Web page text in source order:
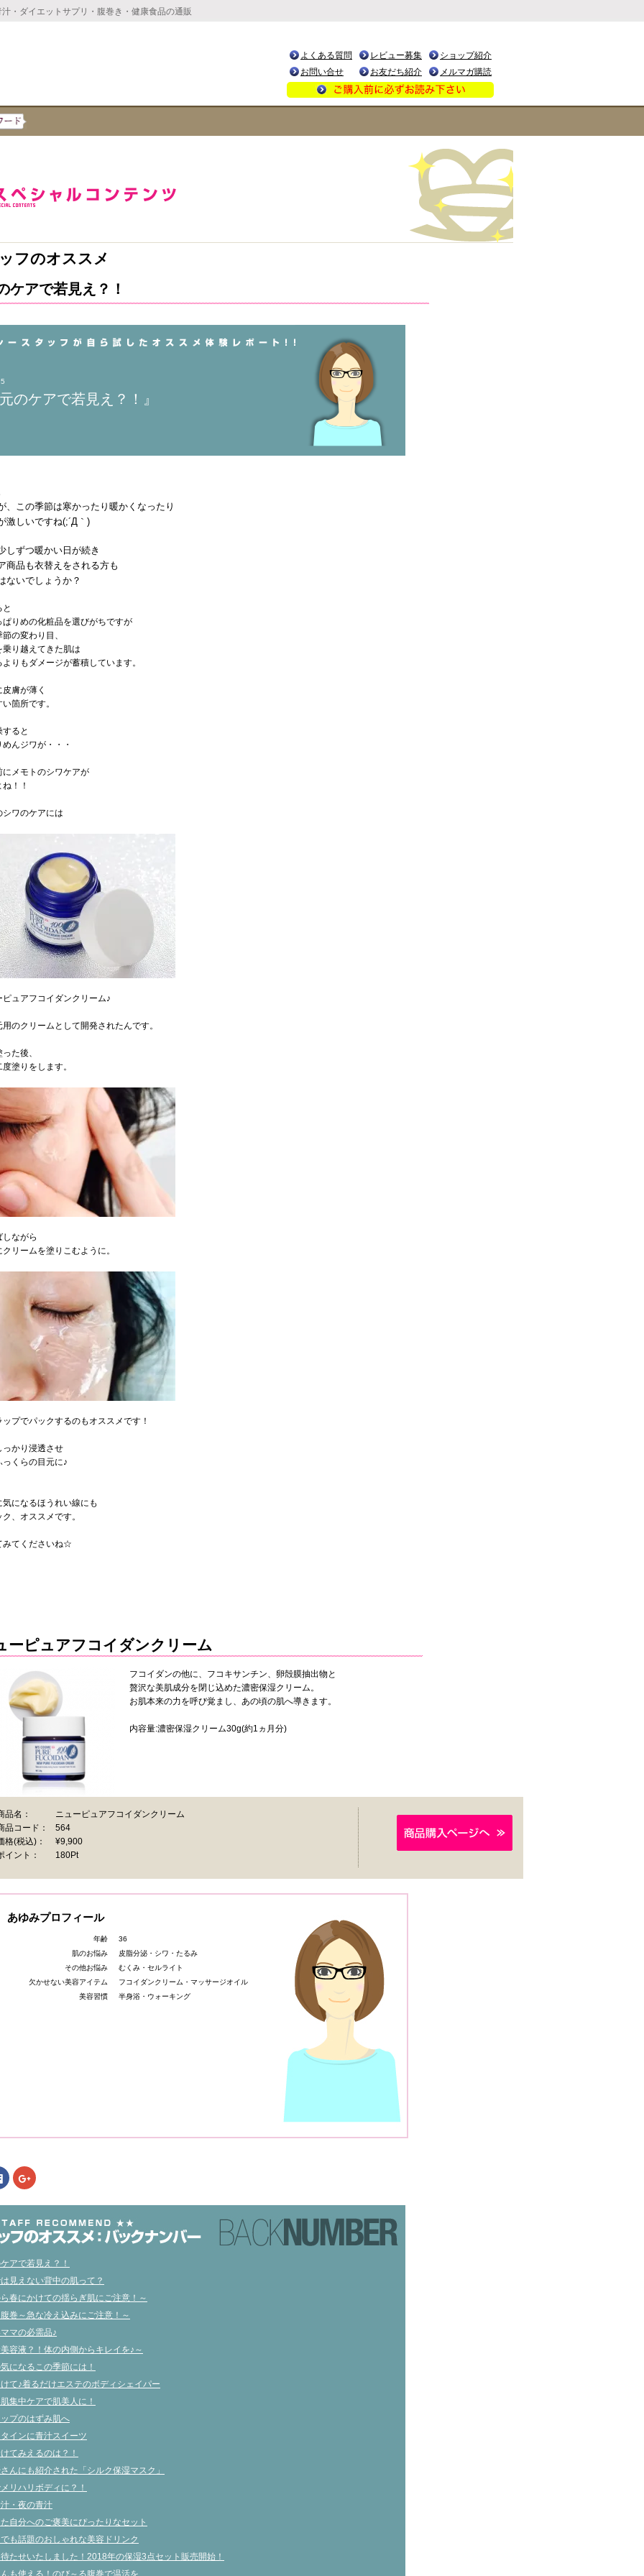
・ダイエットサプリ・腹巻き・健康食品の通販
ショップ紹介
レビュー募集
よくある質問
メルマガ購読
お友だち紹介
お問い合せ
フのオススメ
ケアで若見え？！
のケアで若見え？！』
、この季節は寒かったり暖かくなったり
激しいですね(;´Д｀)
しずつ暖かい日が続き
商品も衣替えをされる方も
ないでしょうか？
と
ぱりめの化粧品を選びがちですが
の変わり目、
乗り越えてきた肌は
りもダメージが蓄積しています。
膚が薄く
箇所です。
すると
んジワが・・・
にメモトのシワケアが
！！
シワのケアには
ピュアフコイダンクリーム♪
のクリームとして開発されたんです。
た後、
塗りをします。
ながら
リームを塗りこむように。
プでパックするのもオススメです！
っかり浸透させ
っくらの目元に♪
気になるほうれい線にも
、オススメです。
みてくださいね☆
ーピュアフコイダンクリーム
フコイダンの他に、フコキサンチン、卵殻膜抽出物と
贅沢な美肌成分を閉じ込めた濃密保湿クリーム。
お肌本来の力を呼び覚まし、あの頃の肌へ導きます。
内容量:濃密保湿クリーム30g(約1ヵ月分)
品名：
ニューピュアフコイダンクリーム
品コード：
564
格(税込) ：
¥9,900
イント：
180Pt
あゆみプロフィール
年齢
36
肌のお悩み
皮脂分泌・シワ・たるみ
その他お悩み
むくみ・セルライト
欠かせない美容アイテム
フコイダンクリーム・マッサージオイル
美容習慣
半身浴・ウォーキング
Facebook
で
る
に
は
ク
ッ
ク
し
て
く
だ
さ
い
(新
し
い
ウ
ィ
ン
ド
ウ
で
開
き
ま
す)
ク
リ
て
Google+
で
共
(新
し
い
ウ
ィ
ン
ド
ウ
で
開
き
ま
す)
アで若見え？！
見えない背中の肌って？
春にかけての揺らぎ肌にご注意！～
巻～急な冷え込みにご注意！～
マの必需品♪
容液？！体の内側からキレイを♪～
になるこの季節には！
て♪着るだけエステのボディシェイパー
集中ケアで肌美人に！
プのはずみ肌へ
インに青汁スイーツ
てみえるのは？！
んにも紹介された「シルク保湿マスク」
リハリボディに？！
・夜の青汁
自分へのご褒美にぴったりなセット
も話題のおしゃれな美容ドリンク
たせいたしました！2018年の保湿3点セット販売開始！
も使える！のび～る腹巻で温活を